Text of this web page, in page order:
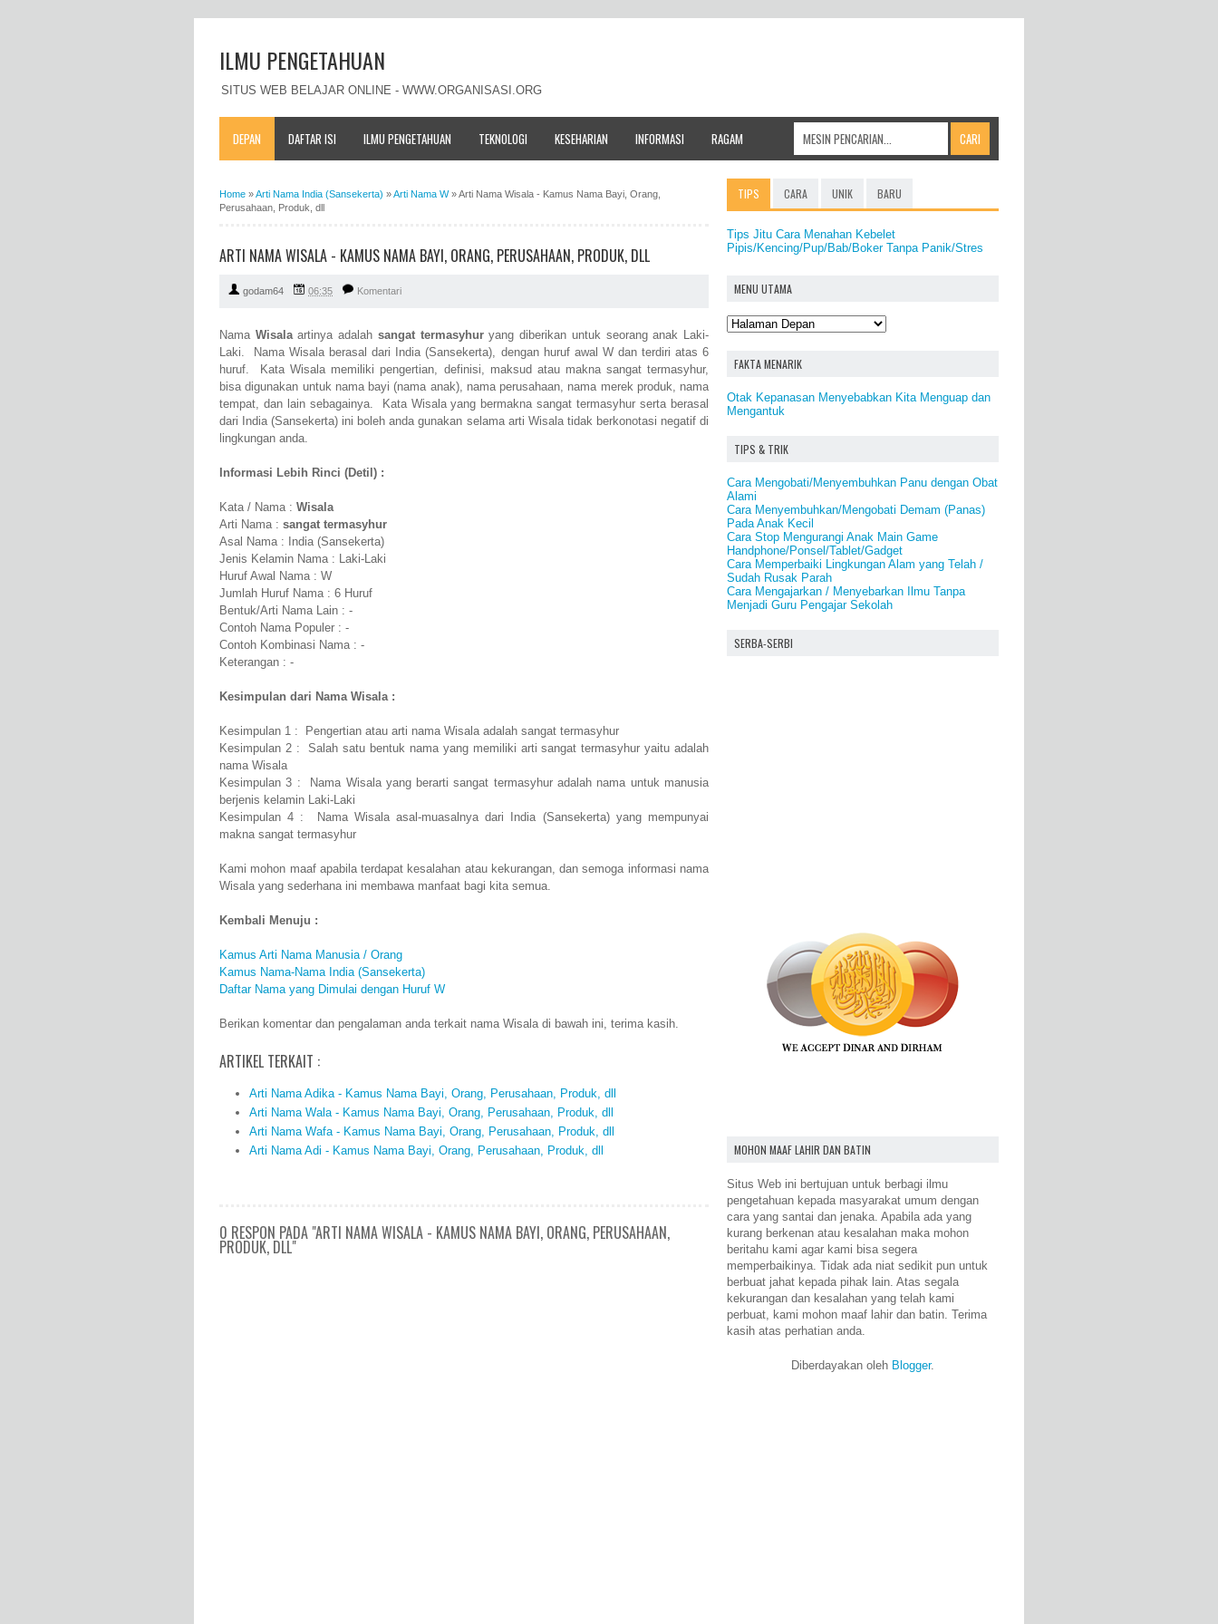
ILMU PENGETAHUAN
SITUS WEB BELAJAR ONLINE - WWW.ORGANISASI.ORG
DEPAN DAFTAR ISI ILMU PENGETAHUAN TEKNOLOGI KESEHARIAN INFORMASI RAGAM
Home »Arti Nama India (Sansekerta) »Arti Nama W»Arti Nama Wisala - Kamus Nama Bayi, Orang,
Perusahaan, Produk, dll
ARTI NAMA WISALA - KAMUS NAMA BAYI, ORANG, PERUSAHAAN, PRODUK, DLL
godam64 06:35 Komentari
Nama Wisalaartinya adalah sangat termasyhuryang diberikan untuk seorang anak Laki-
Laki. Nama Wisala berasal dari India (Sansekerta), dengan huruf awal W dan terdiri atas 6
huruf. Kata Wisala memiliki pengertian, definisi, maksud atau makna sangat termasyhur,
bisa digunakan untuk nama bayi (nama anak), nama perusahaan, nama merek produk, nama
tempat, dan lain sebagainya. Kata Wisala yang bermakna sangat termasyhur serta berasal
dari India (Sansekerta) ini boleh anda gunakan selama arti Wisala tidak berkonotasi negatif di
lingkungan anda.
Informasi Lebih Rinci (Detil) :
Kata / Nama : Wisala
Arti Nama : sangat termasyhur
Asal Nama : India (Sansekerta)
Jenis Kelamin Nama : Laki-Laki
Huruf Awal Nama : W
Jumlah Huruf Nama : 6 Huruf
Bentuk/Arti Nama Lain : -
Contoh Nama Populer : -
Contoh Kombinasi Nama : -
Keterangan : -
Kesimpulan dari Nama Wisala :
Kesimpulan 1 : Pengertian atau arti nama Wisala adalah sangat termasyhur
Kesimpulan 2 : Salah satu bentuk nama yang memiliki arti sangat termasyhur yaitu adalah
nama Wisala
Kesimpulan 3 : Nama Wisala yang berarti sangat termasyhur adalah nama untuk manusia
berjenis kelamin Laki-Laki
Kesimpulan 4 : Nama Wisala asal-muasalnya dari India (Sansekerta) yang mempunyai
makna sangat termasyhur
Kami mohon maaf apabila terdapat kesalahan atau kekurangan, dan semoga informasi nama
Wisala yang sederhana ini membawa manfaat bagi kita semua.
Kembali Menuju :
Kamus Arti Nama Manusia / Orang
Kamus Nama-Nama India (Sansekerta)
Daftar Nama yang Dimulai dengan Huruf W
Berikan komentar dan pengalaman anda terkait nama Wisala di bawah ini, terima kasih.
ARTIKEL TERKAIT :
Arti Nama Adika - Kamus Nama Bayi, Orang, Perusahaan, Produk, dll
Arti Nama Wala - Kamus Nama Bayi, Orang, Perusahaan, Produk, dll
Arti Nama Wafa - Kamus Nama Bayi, Orang, Perusahaan, Produk, dll
Arti Nama Adi - Kamus Nama Bayi, Orang, Perusahaan, Produk, dll
0 RESPON PADA "ARTI NAMA WISALA - KAMUS NAMA BAYI, ORANG, PERUSAHAAN,
PRODUK, DLL"
TIPS CARA UNIK BARU
Tips Jitu Cara Menahan Kebelet
Pipis/Kencing/Pup/Bab/Boker Tanpa Panik/Stres
MENU UTAMA
FAKTA MENARIK
Otak Kepanasan Menyebabkan Kita Menguap dan
Mengantuk
TIPS & TRIK
Cara Mengobati/Menyembuhkan Panu dengan Obat
Alami
Cara Menyembuhkan/Mengobati Demam (Panas)
Pada Anak Kecil
Cara Stop Mengurangi Anak Main Game
Handphone/Ponsel/Tablet/Gadget
Cara Memperbaiki Lingkungan Alam yang Telah /
Sudah Rusak Parah
Cara Mengajarkan / Menyebarkan Ilmu Tanpa
Menjadi Guru Pengajar Sekolah
SERBA-SERBI
MOHON MAAF LAHIR DAN BATIN
Situs Web ini bertujuan untuk berbagi ilmu
pengetahuan kepada masyarakat umum dengan
cara yang santai dan jenaka. Apabila ada yang
kurang berkenan atau kesalahan maka mohon
beritahu kami agar kami bisa segera
memperbaikinya. Tidak ada niat sedikit pun untuk
berbuat jahat kepada pihak lain. Atas segala
kekurangan dan kesalahan yang telah kami
perbuat, kami mohon maaf lahir dan batin. Terima
kasih atas perhatian anda.
Diberdayakan oleh Blogger.